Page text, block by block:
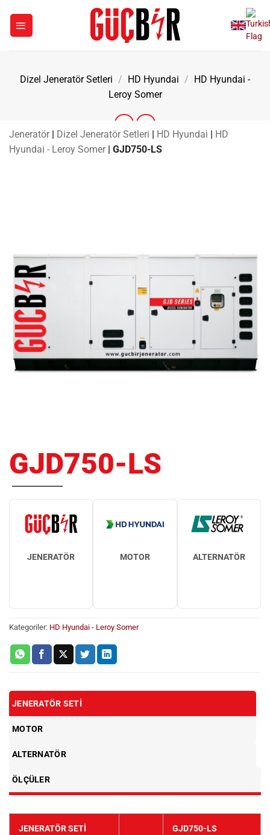
Dizel Jeneratör Setleri / HD Hyundai / HD Hyundai -
Leroy Somer
Jeneratör | Dizel Jeneratör Setleri | HD Hyundai | HD
Hyundai - Leroy Somer | GJD750-LS
GJD750-LS
JENERATÖR MOTOR ALTERNATÖR
Kategoriler: HD Hyundai - Leroy Somer
JENERATÖR SETI
MOTOR
ALTERNATÖR
ÖLÇÜLER
JENERATÖR SETI GJD750-LS